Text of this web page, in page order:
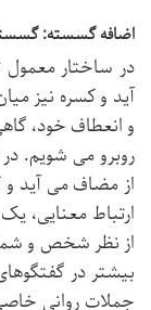
اضافه گسسته:
در ساختار
آید و کسره نیز
و انعطاف خود،
روبرو می شویم.
از مضاف می آید
ارتباط
از نظر شخص و
بیشتر در
جملات روانی